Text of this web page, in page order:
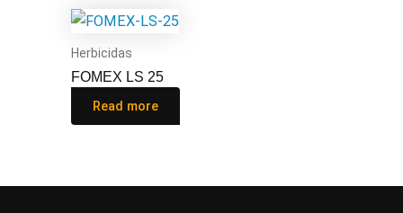
Herbicidas
FOMEX LS 25
Read more